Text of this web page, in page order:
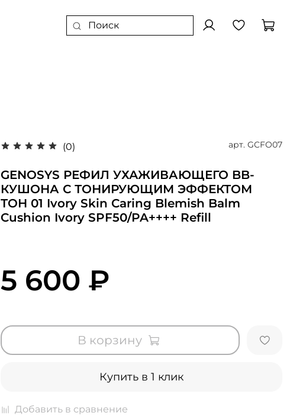
(0) арт. GCFO07
GENOSYS РЕФИЛ УХАЖИВАЮЩЕГО BB-
КУШОНА С ТОНИРУЮЩИМ ЭФФЕКТОМ
ТОН 01 Ivory Skin Caring Blemish Balm
Cushion Ivory SPF50/PA++++ Refill
5 600 ₽
В корзину
Купить в 1 клик
Добавить в сравнение